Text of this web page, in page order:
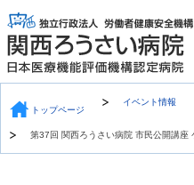
トップページ
イベント情報
第37回 関西ろうさい病院 市民公開講座